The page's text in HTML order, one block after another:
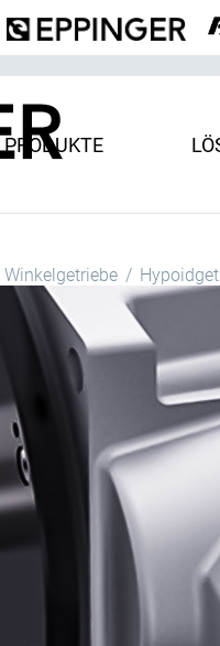
PRODUKTE
Winkelgetriebe